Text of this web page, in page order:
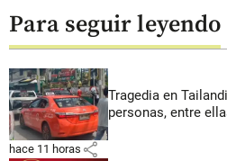
Para seguir leyendo
Tragedia en
personas, entre
hace 11 horas share